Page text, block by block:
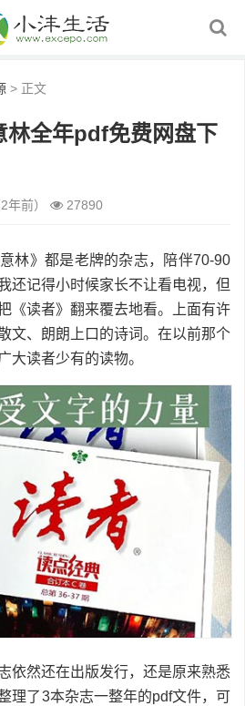
> 正文
林全年pdf免费网盘下
前） 27890
林》都是老牌的杂志，陪伴70-90
还记得小时候家长不让看电视，但
《读者》翻来覆去地看。上面有许
文、朗朗上口的诗词。在以前那个
大读者少有的读物。
依然还在出版发行，还是原来熟悉
理了3本杂志一整年的pdf文件，可